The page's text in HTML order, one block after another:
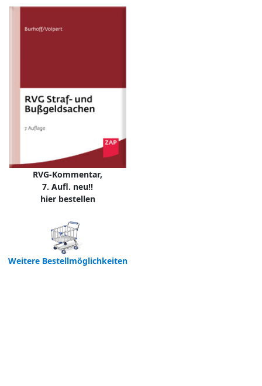
RVG-Kommentar,
7. Aufl. neu!!
hier bestellen
Weitere Bestellmöglichkeiten